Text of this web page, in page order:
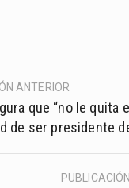
ANTERIOR
que “no le quita
de ser presidente